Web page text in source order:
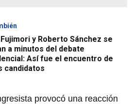
y Roberto Sánchez se
a minutos del debate
Así fue el encuentro de
candidatos
provocó una reacción